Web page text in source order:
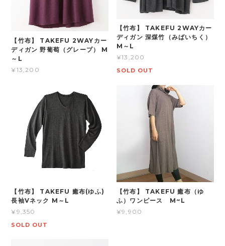
【竹布】 TAKEFU 2WAYカー
ディガン 野葡萄（グレープ） M
～L
¥13,200
【竹布】 TAKEFU 2WAYカー
ディガン 深煤竹（みばいちく）
M～L
¥13,200
SOLD OUT
【竹布】 TAKEFU 癒布(ゆふ)
長袖Vネック M～L
¥9,350
SOLD OUT
【竹布】 TAKEFU 癒布（ゆ
ふ）ワンピース M~L
¥9,900